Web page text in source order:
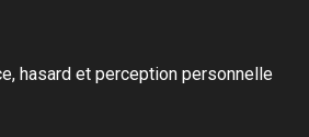
hasard et perception personnelle